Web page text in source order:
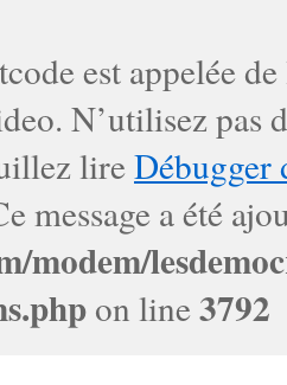
est appelée
N’utilisez pas
lireDébugger
message a été
modem/
on line3792